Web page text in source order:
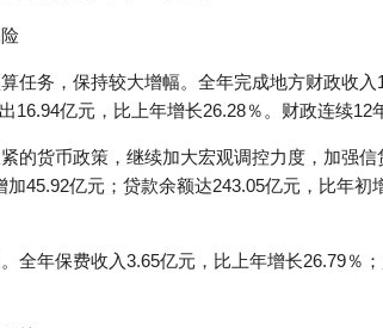
任务，保持较大增幅。全年完成地方财政收
16.94亿元，比上年增长26.28％。财政连续12
的货币政策，继续加大宏观调控力度，加强
加45.92亿元；贷款余额达243.05亿元，比年
全年保费收入3.65亿元，比上年增长26.79％